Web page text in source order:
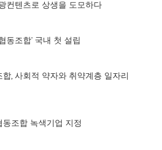
컨텐츠로 상생을 도모하다
동조합’ 국내 첫 설립
, 사회적 약자와 취약계층 일자리
조합 녹색기업 지정